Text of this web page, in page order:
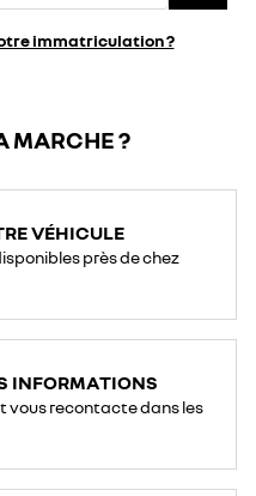
immatriculation ?
MARCHE ?
VÉHICULE
près de chez
INFORMATIONS
vous recontacte dans les